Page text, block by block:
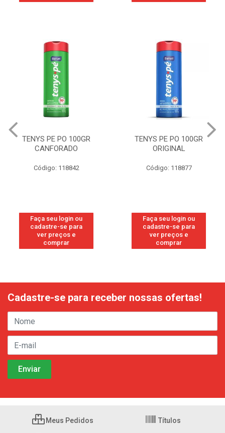
TENYS PE PO 100GR
CANFORADO
Código: 118842
Faça seu login ou
cadastre-se para
ver preços e
comprar
TENYS PE PO 100GR
ORIGINAL
Código: 118877
Faça seu login ou
cadastre-se para
ver preços e
comprar
Cadastre-se para receber nossas ofertas!
Meus Pedidos Títulos